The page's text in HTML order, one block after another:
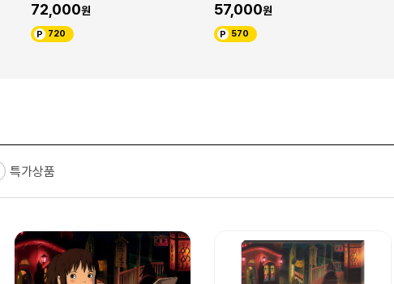
72,000
720
57,000
570
특가상품